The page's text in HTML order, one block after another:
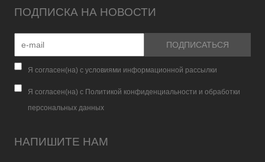
ПОДПИСКА НА НОВОСТИ
Я согласен(на) с условиями информационной рассылки
Я согласен(на) с Политикой конфиденциальности и обработки
персональных данных
НАПИШИТЕ НАМ